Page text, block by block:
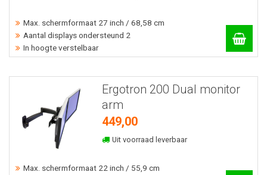
Max. schermformaat 27 inch / 68,58 cm
Aantal displays ondersteund 2
In hoogte verstelbaar
Ergotron 200 Dual monitor
arm
449,00
Uit voorraad leverbaar
Max. schermformaat 22 inch / 55,9 cm